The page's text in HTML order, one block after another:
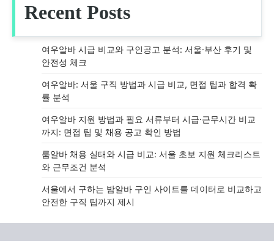
Recent Posts
여우알바 시급 비교와 구인공고 분석: 서울·부산 후기 및
안전성 체크
여우알바: 서울 구직 방법과 시급 비교, 면접 팁과 합격 확
률 분석
여우알바 지원 방법과 필요 서류부터 시급·근무시간 비교
까지: 면접 팁 및 채용 공고 확인 방법
룸알바 채용 실태와 시급 비교: 서울 초보 지원 체크리스트
와 근무조건 분석
서울에서 구하는 밤알바 구인 사이트를 데이터로 비교하고
안전한 구직 팁까지 제시